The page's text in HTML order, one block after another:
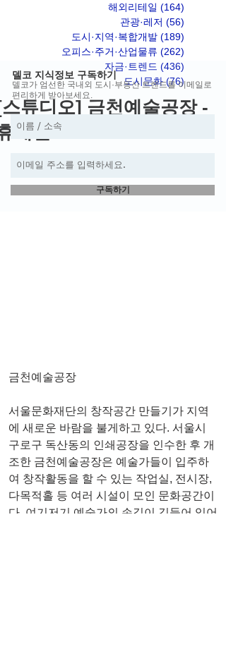
해외리테일 (164)
관광·레저 (56)
도시·지역·복합개발 (189)
오피스·주거·산업물류 (262)
자금·트렌드 (436)
도시문화 (76)게시물 76
튜디오] 금천예술공장 -
계실
금천예술공장
서울문화재단의 창작공간 만들기가 지역
에 새로운 바람을 불게하고 있다. 서울시
구로구 독산동의 인쇄공장을 인수한 후 개
조한 금천예술공장은 예술가들이 입주하
여 창작활동을 할 수 있는 작업실, 전시장,
다목적홀 등 여러 시설이 모인 문화공간이
다. 여기저기 예술가의 손길이 깃들어 있어
델코 지식정보 구독하기
델코가 엄선한 국내외 도시·부동산 트렌드를 이메일로
편리하게 받아보세요.
구독하기